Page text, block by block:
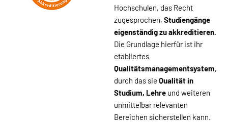
Hochschulen, das Recht
zugesprochen, Studiengänge
eigenständig zu akkreditieren.
Die Grundlage hierfür ist ihr
etabliertes
Qualitätsmanagementsystem,
durch das sie Qualität in
Studium, Lehre und weiteren
unmittelbar relevanten
Bereichen sicherstellen kann.